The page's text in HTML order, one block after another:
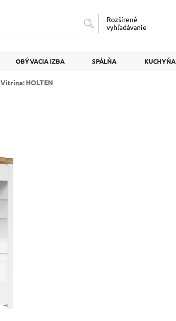
Rozšírené
vyhľadávanie
OBÝVACIA IZBA SPÁLŇA KUCHYŇA
Vitrína: HOLTEN